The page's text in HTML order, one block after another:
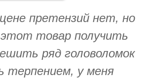
претензий нет, но
товар получить
ряд головоломок
терпением, у меня